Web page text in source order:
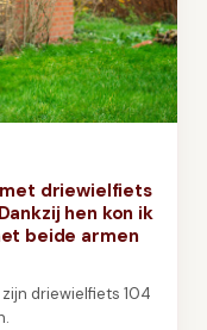
driewielfiets
hen kon ik
beide armen
driewielfiets 104